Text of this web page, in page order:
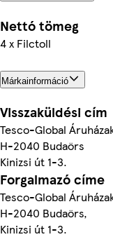
Nettó tömeg
4 x Filctoll
Márkainformáció
Visszaküldési cím
Tesco-Global
H-2040 Budaörs
Kinizsi út 1-3.
Forgalmazó címe
Tesco-Global
H-2040 Budaörs,
Kinizsi út 1-3.